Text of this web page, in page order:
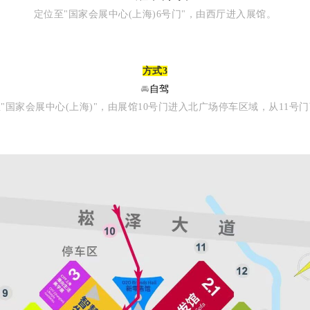
定位至"国家会展中心(上海)6号门"，由西厅进入展馆。
方式3
🚘 自驾
国家会展中心(上海)"，由展馆10号门进入北广场停车区域，从11号